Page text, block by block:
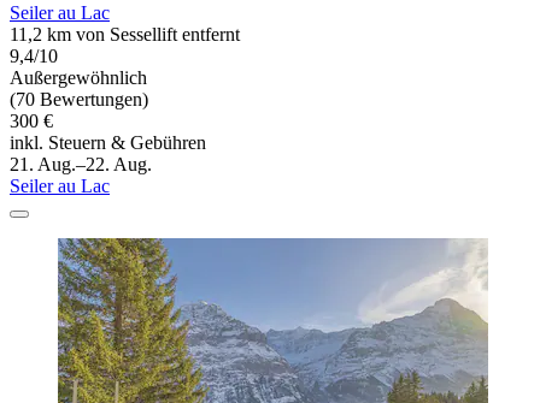
Seiler au Lac
11,2 km von Sessellift entfernt
9,4/10
Außergewöhnlich
(70 Bewertungen)
300 €
inkl. Steuern & Gebühren
21. Aug.–22. Aug.
Seiler au Lac